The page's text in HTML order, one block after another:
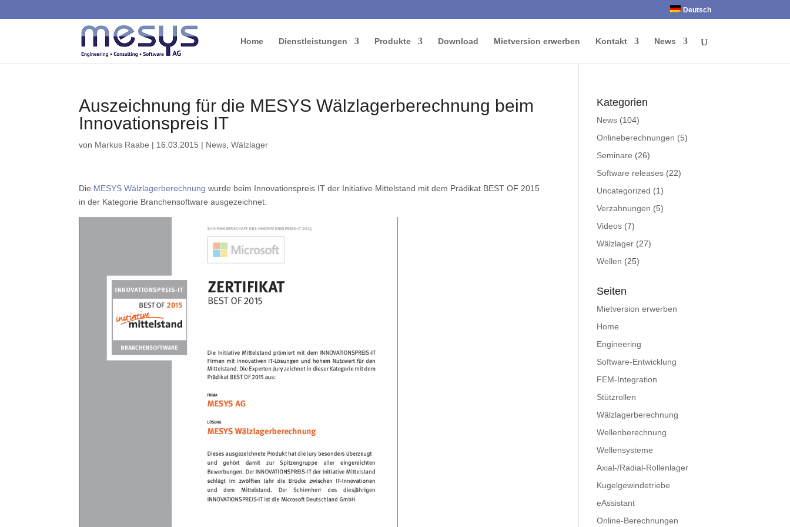
Deutsch
Home Dienstleistungen Produkte Download Mietversion erwerben Kontakt News
Auszeichnung für die MESYS Wälzlagerberechnung beim
Innovationspreis IT
von Markus Raabe | 16.03.2015 | News ,Wälzlager
Die MESYS Wälzlagerberechnung wurde beim Innovationspreis IT der Initiative Mittelstand mit dem Prädikat BEST OF 2015
in der Kategorie Branchensoftware ausgezeichnet.
Kategorien
News (104)
Onlineberechnungen (5)
Seminare (26)
Software releases (22)
Uncategorized (1)
Verzahnungen (5)
Videos (7)
Wälzlager (27)
Wellen (25)
Seiten
Mietversion erwerben
Home
Engineering
Software-Entwicklung
FEM-Integration
Stützrollen
Wälzlagerberechnung
Wellenberechnung
Wellensysteme
Axial-/Radial-Rollenlager
Kugelgewindetriebe
eAssistant
Online-Berechnungen